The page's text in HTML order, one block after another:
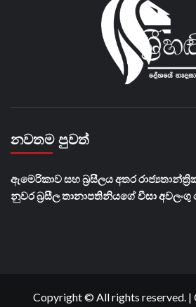
නවතම පුවත්
ඇමෙරිකාව සහ බ්‍රසීලය අතර
නුවර බ්‍රසීල තානාපතිනියගේ වීසා අවලංගු
Copyright © All rights reserved. |